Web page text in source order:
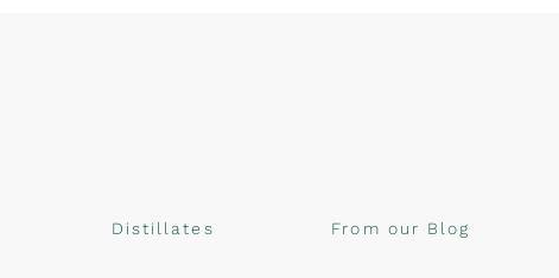
Distillates From our Blog